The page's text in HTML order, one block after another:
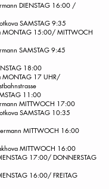
DIENSTAG 16:00 /
SAMSTAG 9:35
MONTAG 15:00/ MITTWOCH
SAMSTAG 9:45
18:00
MONTAG 17 UHR/
11:00
MITTWOCH 17:00
SAMSTAG 10:35
MITTWOCH 16:00
MITTWOCH 16:00
17:00/ DONNERSTAG
16:00/ FREITAG